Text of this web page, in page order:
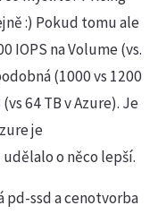
:) Pokud tomu ale
IOPS na Volume (vs.
(1000 vs 1200
64 TB v Azure). Je
je
o něco lepší.
pd-ssd a cenotvorba